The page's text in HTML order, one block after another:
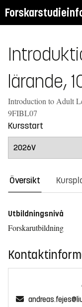
lärande,
Introduction to Adult
9FIBL07
Kursstart
Översikt
Utbildningsnivå
Forskarutbildning